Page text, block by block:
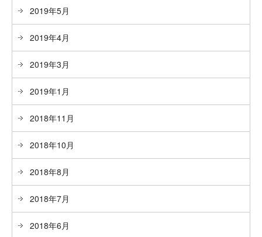
2019年5月
2019年4月
2019年3月
2019年1月
2018年11月
2018年10月
2018年8月
2018年7月
2018年6月